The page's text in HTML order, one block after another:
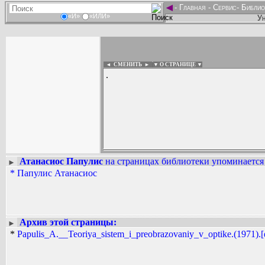
«И» «ИЛИ»
◄- Главная - Сервис-
◄ СМЕНИТЬ ► ▼ О СТРАНИЦЕ ▼
.
Вадим Ершов...
► Атанасиос Папулис на страницах библиотеки упоминается
* Папулис Атанасиос
►
Архив этой страницы:
*